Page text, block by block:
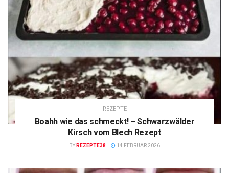
REZEPTE
Boahh wie das schmeckt! – Schwarzwälder
Kirsch vom Blech Rezept
BY REZEPTE38 14 FEBRUAR 2026